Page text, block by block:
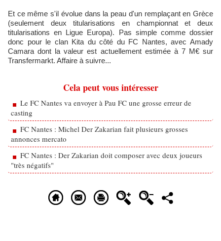
Et ce même s'il évolue dans la peau d'un remplaçant en Grèce
(seulement deux titularisations en championnat et deux
titularisations en Ligue Europa). Pas simple comme dossier
donc pour le clan Kita du côté du FC Nantes, avec Amady
Camara dont la valeur est actuellement estimée à 7 M€ sur
Transfermarkt. Affaire à suivre...
Cela peut vous intéresser
Le FC Nantes va envoyer à Pau FC une grosse erreur de
casting
FC Nantes : Michel Der Zakarian fait plusieurs grosses
annonces mercato
FC Nantes : Der Zakarian doit composer avec deux joueurs
"très négatifs"